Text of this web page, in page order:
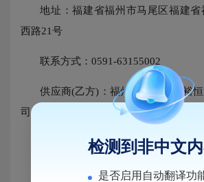
地址：福建省福州市马尾区福建
西路21号
联系方式：0591-63155002
供应商(乙方)：福州市马尾区华裕
司
地址：福建省福州市马尾区湖里路
联系方式：13696860764
检测到非中文
是否启用自动翻译功